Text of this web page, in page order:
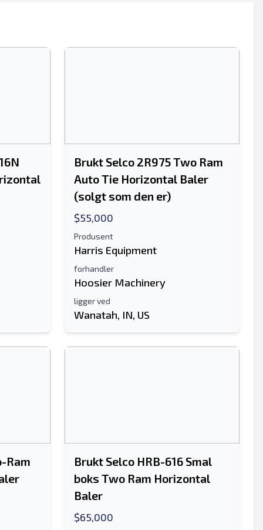
Brukt Selco 2R975 Two Ram
Auto Tie Horizontal Baler
(solgt som den er)
$55,000
Produsent
Harris Equipment
forhandler
Hoosier Machinery
ligger ved
Wanatah, IN, US
Ram
Brukt Selco HRB-616 Smal
boks Two Ram Horizontal
Baler
$65,000
Sende